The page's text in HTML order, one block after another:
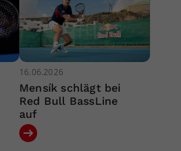
16.06.2026
Mensík schlägt bei
Red Bull BassLine
auf